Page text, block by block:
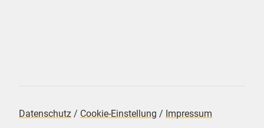
Datenschutz / Cookie-Einstellung / Impressum